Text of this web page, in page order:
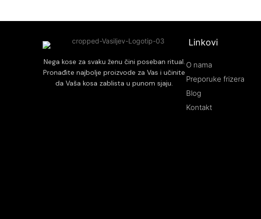
Nega kose za svaku ženu čini poseban ritual.
Pronađite najbolje proizvode za Vas i učinite
da Vaša kosa zablista u punom sjaju.
Linkovi
O nama
Preporuke frizera
Blog
Kontakt